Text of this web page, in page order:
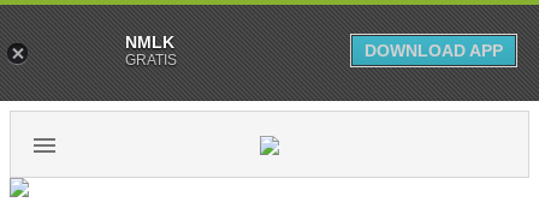
NMLK
GRATIS DOWNLOAD APP